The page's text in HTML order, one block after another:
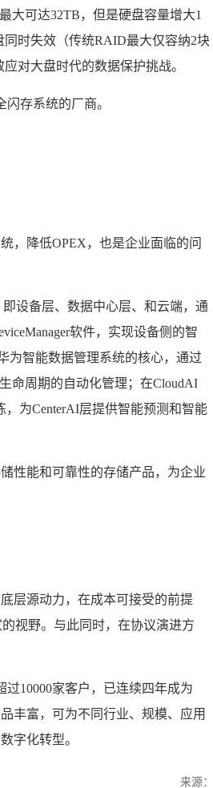
大可达32TB，但是硬盘容量增大1
时失效（传统RAID最大仅容纳2块
对大盘时代的数据保护挑战。
存系统的厂商。
，降低OPEX，也是企业面临的问
设备层、数据中心层、和云端，通
软件，实现设备侧的智
为智能数据管理系统的核心，通过
命周期的自动化管理；在CloudAI
为CenterAI层提供智能预测和智能
性能和可靠性的存储产品，为企业
层源动力，在成本可接受的前提
视野。与此同时，在协议演进方
10000家客户，已连续四年成为
丰富，可为不同行业、规模、应用
字化转型。
来源：